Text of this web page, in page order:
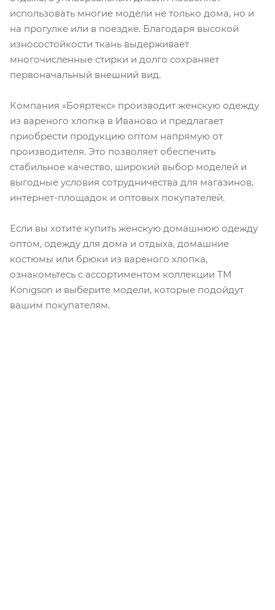
использовать многие модели не только дома, но и
на прогулке или в поездке. Благодаря высокой
износостойкости ткань выдерживает
многочисленные стирки и долго сохраняет
первоначальный внешний вид.
Компания «Бояртекс» производит женскую одежду
из вареного хлопка в Иваново и предлагает
приобрести продукцию оптом напрямую от
производителя. Это позволяет обеспечить
стабильное качество, широкий выбор моделей и
выгодные условия сотрудничества для магазинов,
интернет-площадок и оптовых покупателей.
Если вы хотите купить женскую домашнюю одежду
оптом, одежду для дома и отдыха, домашние
костюмы или брюки из вареного хлопка,
ознакомьтесь с ассортиментом коллекции ТМ
Königson и выберите модели, которые подойдут
вашим покупателям.